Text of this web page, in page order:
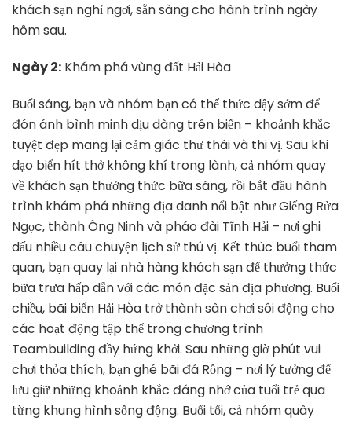
khách sạn nghỉ ngơi, sẵn sàng cho hành trình ngày
hôm sau.
Ngày 2: Khám phá vùng đất Hải Hòa
Buổi sáng, bạn và nhóm bạn có thể thức dậy sớm để
đón ánh bình minh dịu dàng trên biển – khoảnh khắc
tuyệt đẹp mang lại cảm giác thư thái và thi vị. Sau khi
dạo biển hít thở không khí trong lành, cả nhóm quay
về khách sạn thưởng thức bữa sáng, rồi bắt đầu hành
trình khám phá những địa danh nổi bật như Giếng Rửa
Ngọc, thành Ông Ninh và pháo đài Tĩnh Hải – nơi ghi
dấu nhiều câu chuyện lịch sử thú vị. Kết thúc buổi tham
quan, bạn quay lại nhà hàng khách sạn để thưởng thức
bữa trưa hấp dẫn với các món đặc sản địa phương. Buổi
chiều, bãi biển Hải Hòa trở thành sân chơi sôi động cho
các hoạt động tập thể trong chương trình
Teambuilding đầy hứng khởi. Sau những giờ phút vui
chơi thỏa thích, bạn ghé bãi đá Rồng – nơi lý tưởng để
lưu giữ những khoảnh khắc đáng nhớ của tuổi trẻ qua
từng khung hình sống động. Buổi tối, cả nhóm quây